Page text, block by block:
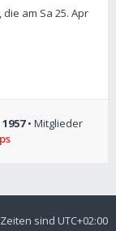
am Sa 25. Apr
1957• Mitglieder
sind UTC+02:00